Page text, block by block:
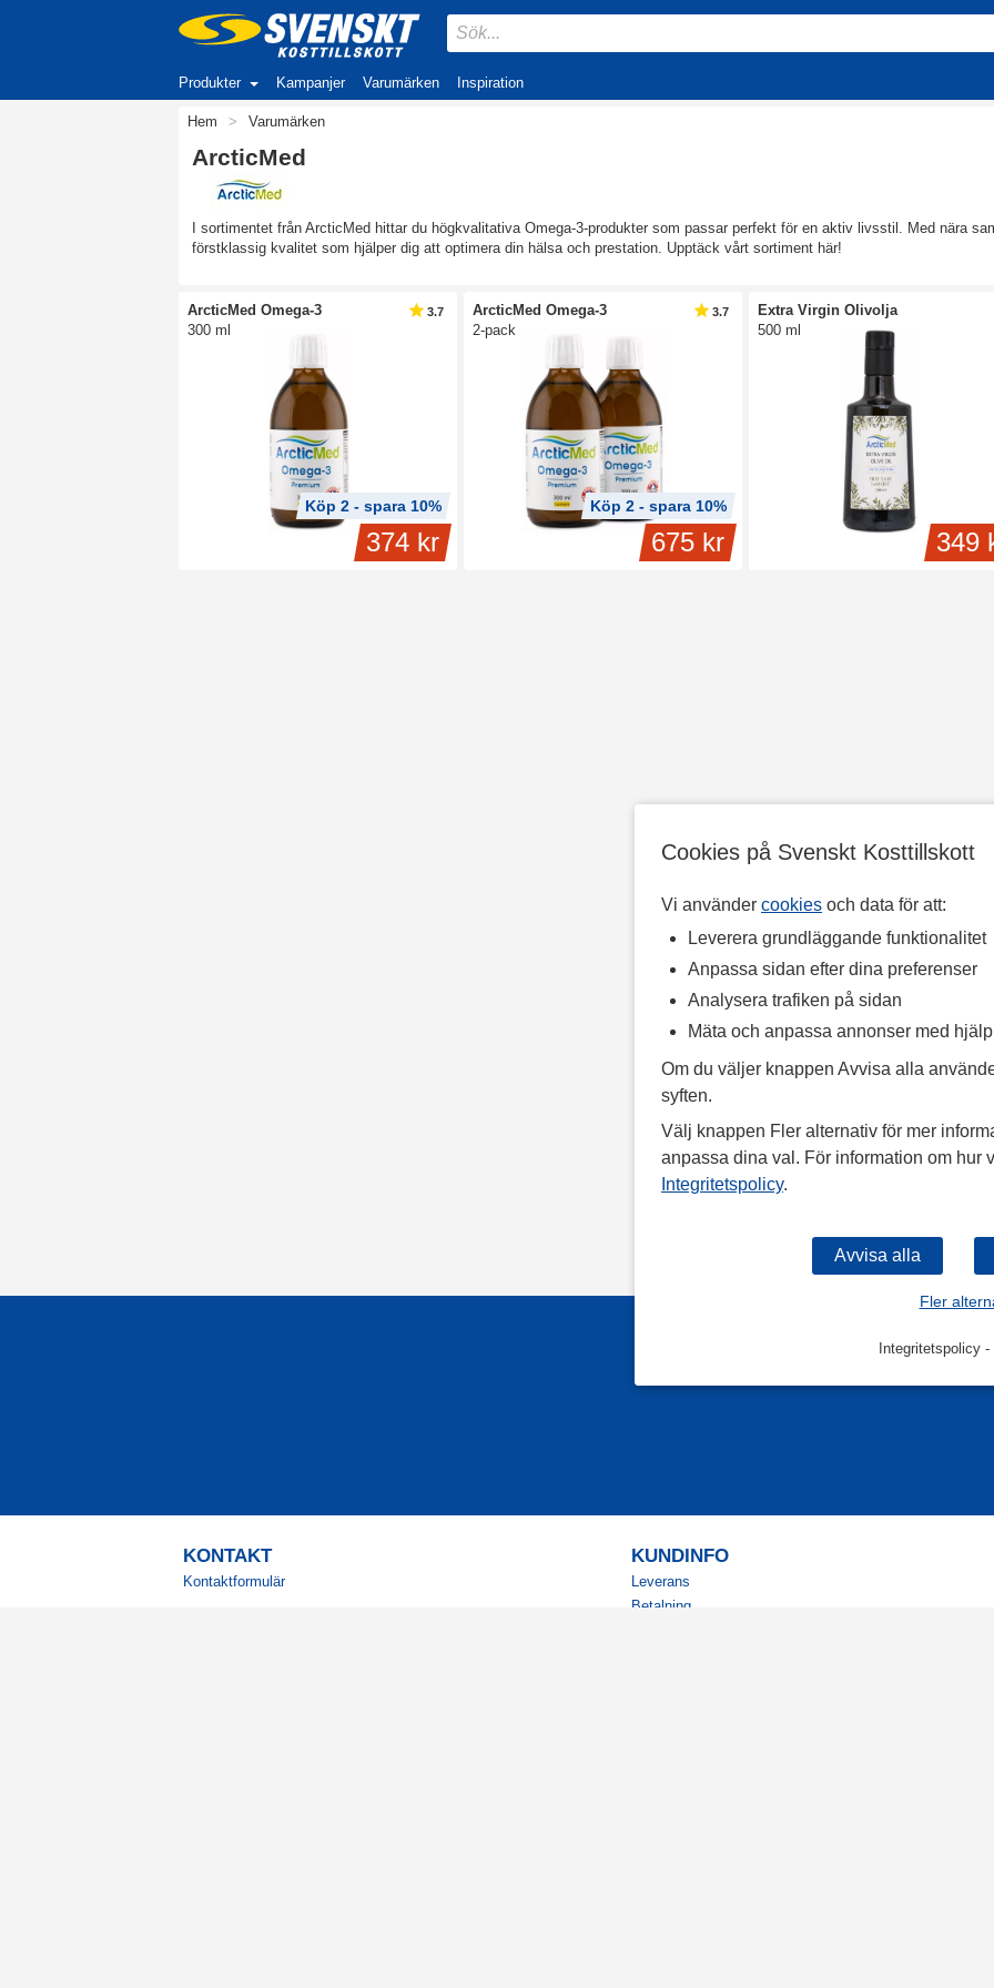
Cookies på Svenskt Kosttillskott
Vi använder cookies och data för att:
Leverera grundläggande funktionalitet
Anpassa sidan efter dina preferenser
Analysera trafiken på sidan
Mäta och anpassa annonser med
Om du väljer knappen Avvisa alla
syften.
Välj knappen Fler alternativ för mer
anpassa dina val. För information om hur
Integritetspolicy.
Fler
Integritetspolicy-
Produkter Kampanjer Varumärken Inspiration
Hem > Varumärken
ArcticMed
I sortimentet från ArcticMed hittar du högkvalitativa Omega-3-produkter som passar perfekt för en aktiv livsstil. Med nära
förstklassig kvalitet som hjälper dig att optimera din hälsa och prestation. Upptäck vårt sortiment här!
ArcticMed Omega-3
300 ml
Köp 2 - spara 10%
374 kr
3.7
ArcticMed Omega-3
2-pack
Köp 2 - spara 10%
675 kr
3.7
Extra Virgin Olivolja
500 ml
349
KONTAKT
Kontaktformulär
KUNDINFO
Leverans
Betalning